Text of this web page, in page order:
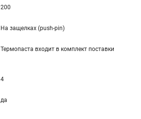
200
На защелкаx (push-pin)
Термопаста вxодит в комплект поставки
4
да